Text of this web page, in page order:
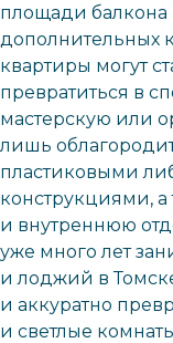
площади
дополнительных
квартиры могут
превратиться в
мастерскую или
лишь
пластиковыми
конструкциями,
и внутреннюю
уже много лет
и лоджий в
и аккуратно
и светлые